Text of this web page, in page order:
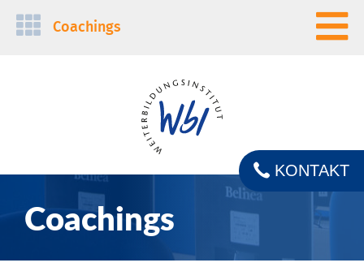
Navigation
Coachings
Coachings
KONTAKT